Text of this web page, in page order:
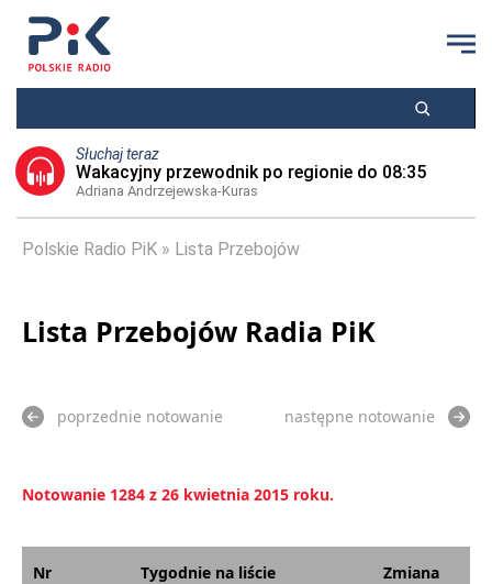
Słuchaj teraz
Wakacyjny przewodnik po regionie do 08:35
Adriana Andrzejewska-Kuras
Polskie Radio PiK Lista Przebojów
Lista Przebojów Radia PiK
poprzednie notowanie następne notowanie
Notowanie 1284 z 26 kwietnia 2015 roku.
Nr Tygodnie na liście Zmiana